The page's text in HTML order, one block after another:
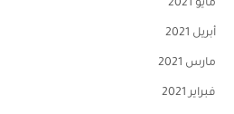
مايو 2021
أبريل 2021
مارس 2021
فبراير 2021